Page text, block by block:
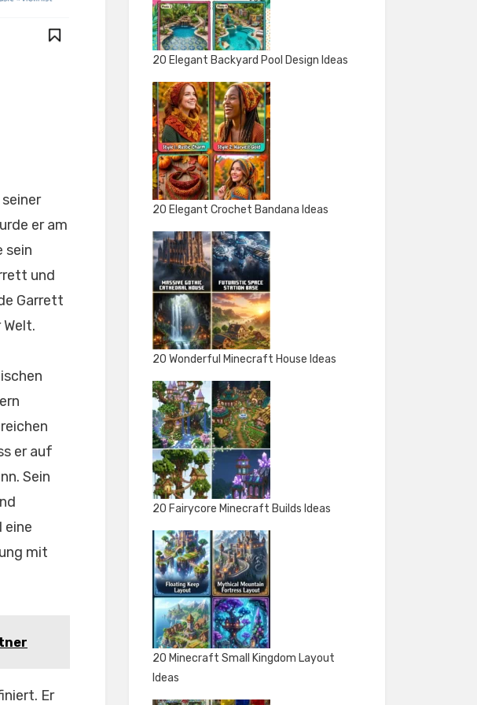
er am
sein
und
Garrett
er auf
Sein
eine
mit
Er
20 Elegant Backyard Pool Design Ideas
20 Elegant Crochet Bandana Ideas
20 Wonderful Minecraft House Ideas
20 Fairycore Minecraft Builds Ideas
20 Minecraft Small Kingdom Layout
Ideas